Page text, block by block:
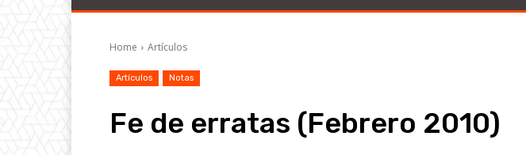
Home Artículos
Artículos Notas
Fe de erratas (Febrero 2010)